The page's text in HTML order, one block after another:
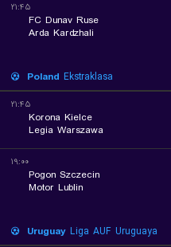
۲۱:۴۵
FC Dunav Ruse
Arda Kardzhali
Poland Ekstraklasa
۲۱:۴۵
Korona Kielce
Legia Warszawa
۱۹:۰۰
Pogon Szczecin
Motor Lublin
Uruguay Liga AUF Uruguaya